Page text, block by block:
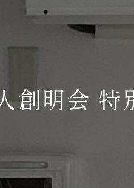
創明会